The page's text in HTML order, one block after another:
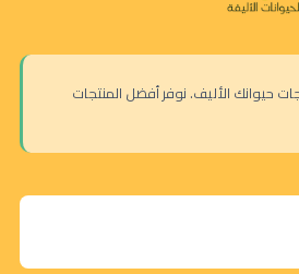
حيوانك الأليف. نوفر أفضل المنتجات